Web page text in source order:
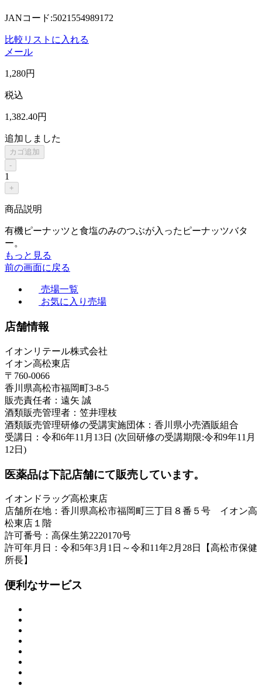
JANコード:5021554989172
比較リストに入れる
メール
1,280円
税込
1,382.40円
追加しました
カゴ追加
-
1
+
商品説明
有機ピーナッツと食塩のみのつぶが入ったピーナッツバタ
ー。
もっと見る
前の画面に戻る
売場一覧
お気に入り売場
店舗情報
イオンリテール株式会社
イオン高松東店
〒760-0066
香川県高松市福岡町3-8-5
販売責任者：遠矢 誠
酒類販売管理者：笠井理枝
酒類販売管理研修の受講実施団体：香川県小売酒販組合
受講日：令和6年11月13日 (次回研修の受講期限:令和9年11月
12日)
医薬品は下記店舗にて販売しています。
イオンドラッグ高松東店
店舗所在地：香川県高松市福岡町三丁目８番５号 イオン高
松東店１階
許可番号：高保生第2220170号
許可年月日：令和5年3月1日～令和11年2月28日【高松市保健
所長】
便利なサービス